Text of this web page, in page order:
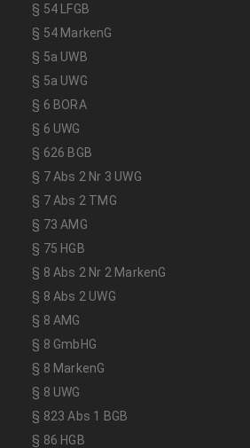
§ 54 LFGB
§ 54 MarkenG
§ 5a UWB
§ 5a UWG
§ 6 BORA
§ 6 UWG
§ 626 BGB
§ 7 Abs 2 Nr 3 UWG
§ 7 Abs 2 TMG
§ 73 AMG
§ 75 HGB
§ 8 Abs 2 Nr 2 MarkenG
§ 8 Abs 2 UWG
§ 8 AMG
§ 8 GmbHG
§ 8 MarkenG
§ 8 UWG
§ 823 Abs 1 BGB
§ 86 HGB